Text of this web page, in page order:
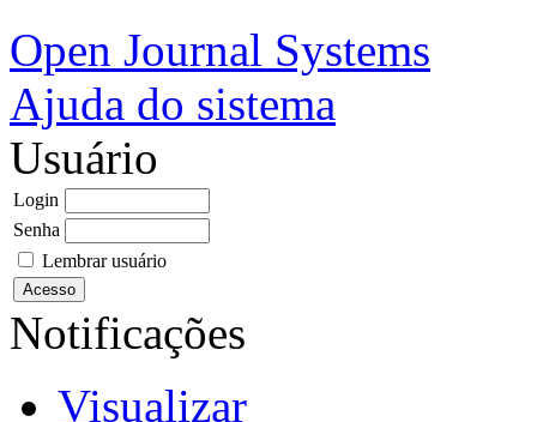
Open Journal Systems
Ajuda do sistema
Usuário
Login
Senha
Lembrar usuário
Notificações
Visualizar